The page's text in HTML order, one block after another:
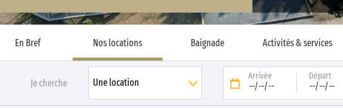
En Bref Nos locations Baignade Activités & services
Je cherche
Arrivée
--/--/--
Départ
--/--/--